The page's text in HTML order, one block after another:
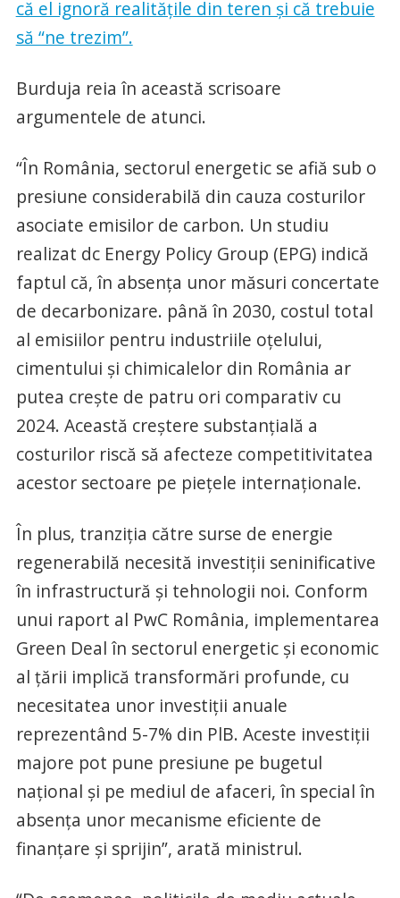
că el ignoră realitățile din teren și că trebuie
să “ne trezim”.
Burduja reia în această scrisoare
argumentele de atunci.
“În România, sectorul energetic se afiă sub o
presiune considerabilă din cauza costurilor
asociate emisilor de carbon. Un studiu
realizat dc Energy Policy Group (EPG) indică
faptul că, în absența unor măsuri concertate
de decarbonizare. până în 2030, costul total
al emisiilor pentru industriile oțelului,
cimentului și chimicalelor din România ar
putea crește de patru ori comparativ cu
2024. Această creştere substanțială a
costurilor riscă să afecteze competitivitatea
acestor sectoare pe piețele internaționale.
În plus, tranziția către surse de energie
regenerabilă necesită investiții seninificative
în infrastructură și tehnologii noi. Conform
unui raport al PwC România, implementarea
Green Deal în sectorul energetic și economic
al țării implică transformări profunde, cu
necesitatea unor investiții anuale
reprezentând 5-7% din PlB. Aceste investiții
majore pot pune presiune pe bugetul
național și pe mediul de afaceri, în special în
absența unor mecanisme eficiente de
finanțare și sprijin”, arată ministrul.